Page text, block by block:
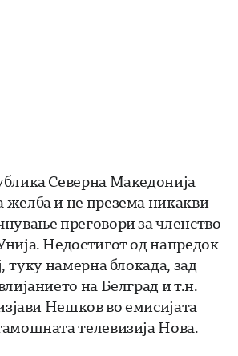
Северна Македонија
желба и не презема никакви
преговори за членство
Недостигот од напредок
туку намерна блокада, зад
на Белград и т.н.
Нешков во емисијата
телевизија Нова.